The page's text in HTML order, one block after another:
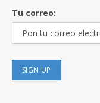
Tu correo: